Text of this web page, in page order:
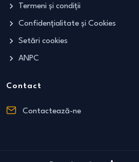
Termeni și condiții
Confidențialitate și Cookies
Setări cookies
ANPC
Contact
Contactează-ne